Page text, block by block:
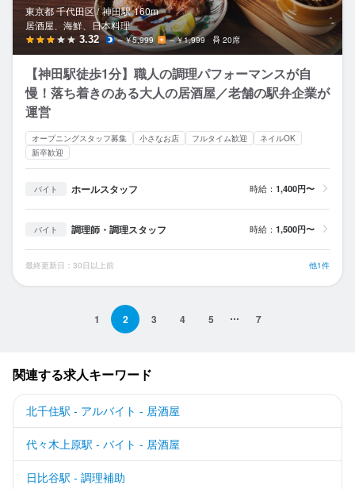
東京都 千代田区 / 神田駅 160m
居酒屋、海鮮、日本料理
3.32 ～￥5,999 ～￥1,999 20席
【神田駅徒歩1分】職人の調理パフォーマンスが自
慢！落ち着きのある大人の居酒屋／老舗の駅弁企業が
運営
オープニングスタッフ募集 小さなお店 フルタイム歓迎
ネイルOK
新卒歓迎
バイト ホールスタッフ 時給： 1,400円〜
バイト 調理師・調理スタッフ 時給： 1,500円〜
最終更新日：30日以上前 他1件
1 2 3 4 5 7
関連する求人キーワード
北千住駅 - アルバイト - 居酒屋
代々木上原駅 - バイト - 居酒屋
日比谷駅 - 調理補助